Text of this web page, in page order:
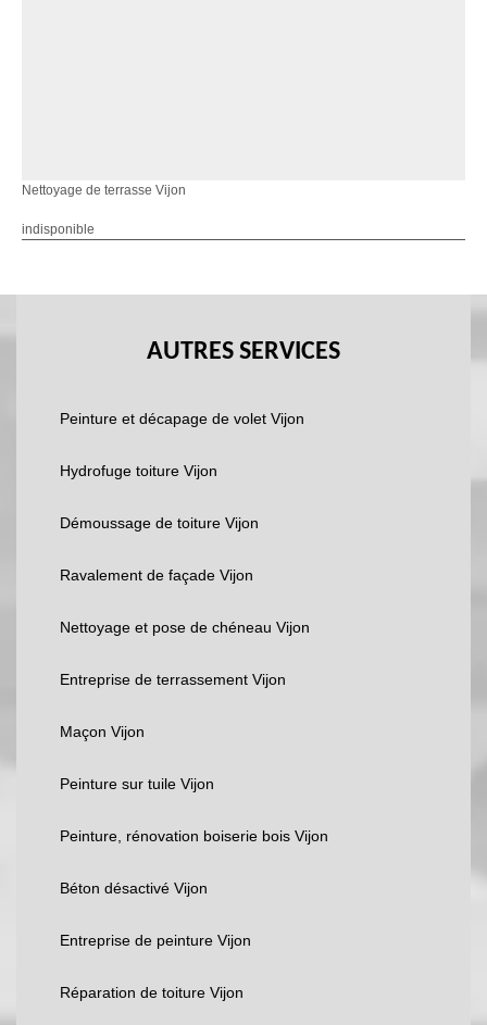
Nettoyage de terrasse Vijon
indisponible
AUTRES SERVICES
Peinture et décapage de volet Vijon
Hydrofuge toiture Vijon
Démoussage de toiture Vijon
Ravalement de façade Vijon
Nettoyage et pose de chéneau Vijon
Entreprise de terrassement Vijon
Maçon Vijon
Peinture sur tuile Vijon
Peinture, rénovation boiserie bois Vijon
Béton désactivé Vijon
Entreprise de peinture Vijon
Réparation de toiture Vijon